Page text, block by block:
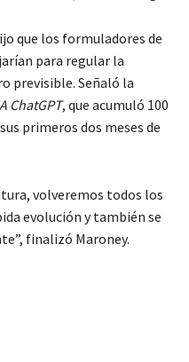
que los formuladores de
para regular la
previsible. Señaló la
ChatGPT, que acumuló 100
primeros dos meses de
volveremos todos los
evolución y también se
finalizó Maroney.